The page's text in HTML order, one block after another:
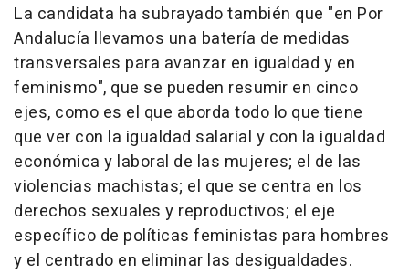
La candidata ha subrayado también que "en Por
Andalucía llevamos una batería de medidas
transversales para avanzar en igualdad y en
feminismo", que se pueden resumir en cinco
ejes, como es el que aborda todo lo que tiene
que ver con la igualdad salarial y con la igualdad
económica y laboral de las mujeres; el de las
violencias machistas; el que se centra en los
derechos sexuales y reproductivos; el eje
específico de políticas feministas para hombres
y el centrado en eliminar las desigualdades.